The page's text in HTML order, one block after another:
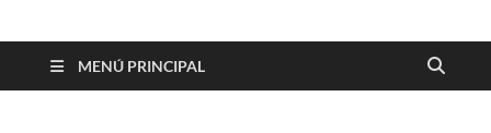
Cine maldito
MENÚ PRINCIPAL